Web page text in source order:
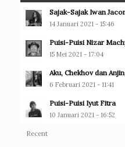
Sajak-Sajak Iwan
14 Januari 2021 - 15:46
Puisi-Puisi Nizar
15 Mei 2021 - 17:04
Aku, Chekhov dan
6 Februari 2021 - 11:41
Puisi-Puisi Iyut Fitra
10 Januari 2021 - 16:52
Recent